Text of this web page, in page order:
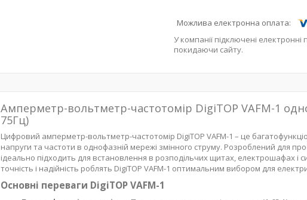
У компанії підключені
покидаючи сайту.
Амперметр-вольтметр-частотомір DigiTOP VAFM-1
75Гц)
Цифровий амперметр-вольтметр-частотомір DigiTOP VAFM-1 – це
напруги та частоти в однофазній мережі змінного струму. Розроблений для
ідеально підходить для встановлення в розподільчих щитах, електрошафах і
точність і надійність роблять DigiTOP VAFM-1 оптимальним вибором для
Основні переваги DigiTOP VAFM-1